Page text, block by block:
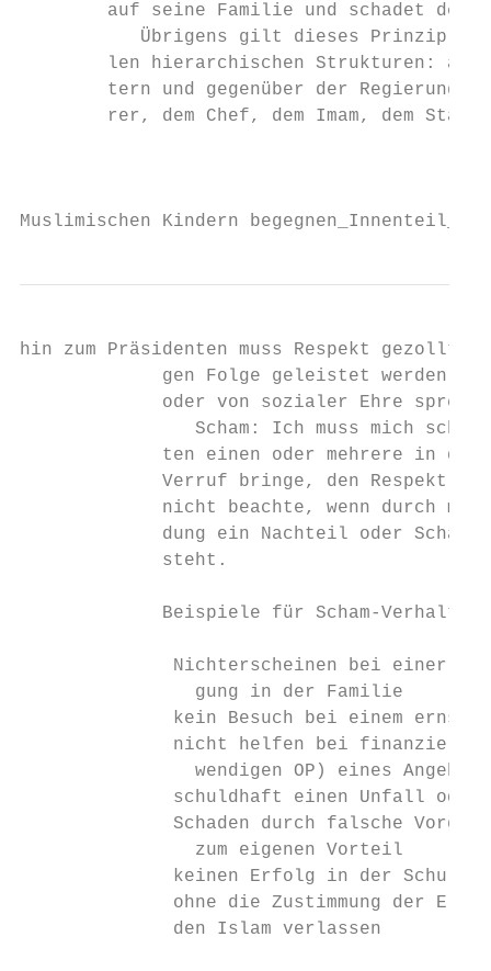
auf seine Familie und schadet der
Übrigens gilt dieses Prinzip
len hierarchischen Strukturen: an
tern und gegenüber der Regierung.
rer, dem Chef, dem Imam, dem
Muslimischen Kindern
hin zum Präsidenten muss Respekt gezollt
gen Folge geleistet werden.
oder von sozialer Ehre
Scham: Ich muss mich
ten einen oder mehrere in
Verruf bringe, den Respekt
nicht beachte, wenn durch
dung ein Nachteil oder
             steht.
             Beispiele für Scham-Verhalten:
 Nichterscheinen bei einer
                gung in der Familie
 kein Besuch bei einem
 nicht helfen bei
wendigen OP) eines
 schuldhaft einen Unfall
 Schaden durch falsche
                zum eigenen Vorteil
 keinen Erfolg in der Schule
 ohne die Zustimmung der
              den Islam verlassen